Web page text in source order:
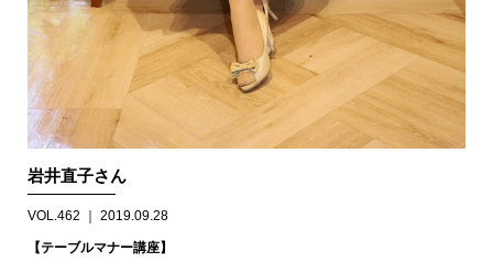
岩井直子さん
VOL.462 ｜ 2019.09.28
【テーブルマナー講座】